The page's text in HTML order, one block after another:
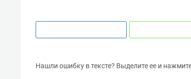
Нашли ошибку в тексте? Выделите ее и